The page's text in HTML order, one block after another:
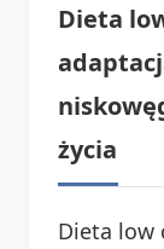
Dieta
życia
Dieta low